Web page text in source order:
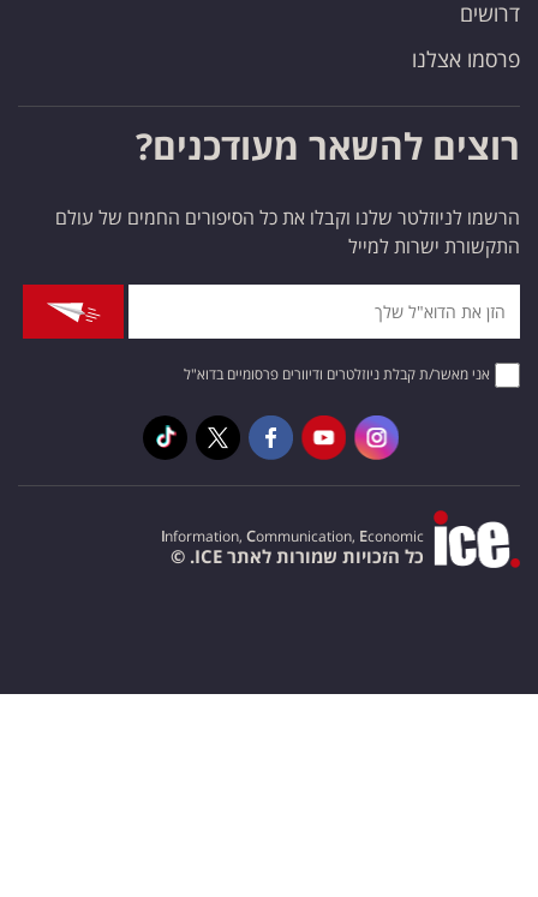
דרושים
פרסמו אצלנו
רוצים להשאר מעודכנים?
הרשמו לניוזלטר שלנו וקבלו את כל הסיפורים החמים של עולם
התקשורת ישרות למייל
אני מאשר/ת קבלת ניוזלטרים ודיוורים פרסומיים בדוא"ל
Information, Communication, Economic
כל הזכויות שמורות לאתר ICE. ©